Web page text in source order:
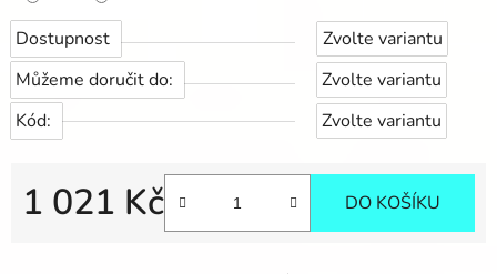
Dostupnost
Zvolte variantu
Můžeme doručit do:
Zvolte variantu
Kód:
Zvolte variantu
1 021 Kč DO KOŠÍKU